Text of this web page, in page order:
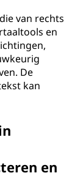
van rechts
en
De
kan
en